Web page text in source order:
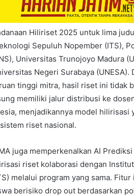
Hiliriset 2025 untuk lima
Sepuluh Nopember (ITS),
Universitas Trunojoyo Madura
Negeri Surabaya (UNESA).
tinggi mitra, hasil riset ini tidak
memiliki jalur distribusi ke
menjadikannya model hilirisasi
riset nasional.
juga memperkenalkan AI Prediksi
riset kolaborasi dengan Institut
melalui program yang sama. Fitur
berisiko drop out berdasarkan